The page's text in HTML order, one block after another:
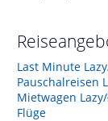
Last Minute
Pauschalreisen
Mietwagen
Flüge